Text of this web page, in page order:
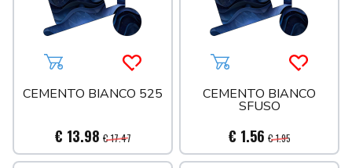
Aggiungi al carrelloAcquista più tardi
CEMENTO BIANCO 525
€ 13.98 € 17.47
Aggiungi al carrello
CEMENTO BIANCO
SFUSO
€ 1.56 € 1.95